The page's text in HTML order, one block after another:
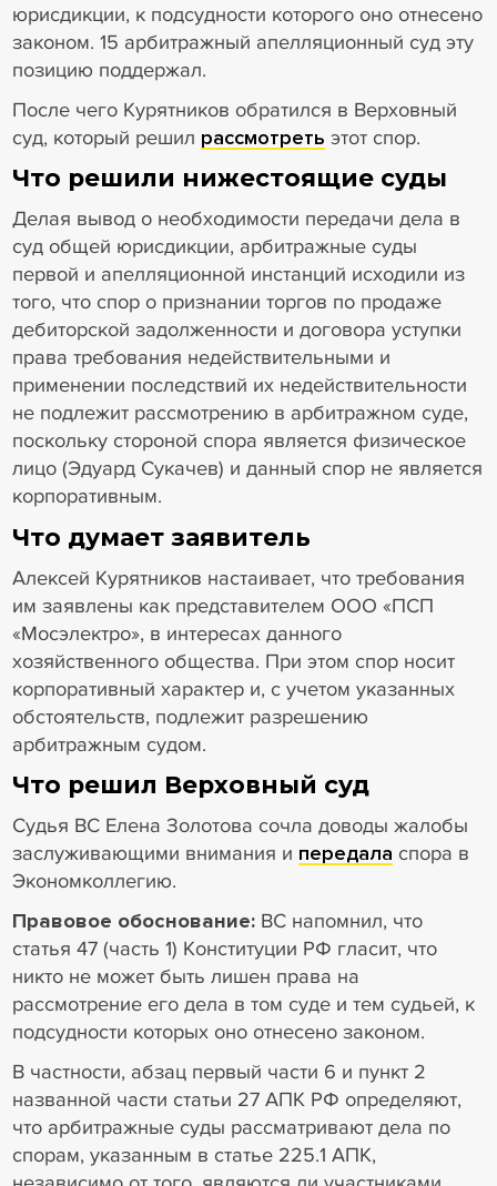
юрисдикции, к подсудности которого оно отнесено
законом. 15 арбитражный апелляционный суд эту
позицию поддержал.
После чего Курятников обратился в Верховный
суд, который решил рассмотреть этот спор.
Что решили нижестоящие суды
Делая вывод о необходимости передачи дела в
суд общей юрисдикции, арбитражные суды
первой и апелляционной инстанций исходили из
того, что спор о признании торгов по продаже
дебиторской задолженности и договора уступки
права требования недействительными и
применении последствий их недействительности
не подлежит рассмотрению в арбитражном суде,
поскольку стороной спора является физическое
лицо (Эдуард Сукачев) и данный спор не является
корпоративным.
Что думает заявитель
Алексей Курятников настаивает, что требования
им заявлены как представителем ООО «ПСП
«Мосэлектро», в интересах данного
хозяйственного общества. При этом спор носит
корпоративный характер и, с учетом указанных
обстоятельств, подлежит разрешению
арбитражным судом.
Что решил Верховный суд
Судья ВС Елена Золотова сочла доводы жалобы
заслуживающими внимания и передала спора в
Экономколлегию.
Правовое обоснование: ВС напомнил, что
статья 47 (часть 1) Конституции РФ гласит, что
никто не может быть лишен права на
рассмотрение его дела в том суде и тем судьей, к
подсудности которых оно отнесено законом.
В частности, абзац первый части 6 и пункт 2
названной части статьи 27 АПК РФ определяют,
что арбитражные суды рассматривают дела по
спорам, указанным в статье 225.1 АПК,